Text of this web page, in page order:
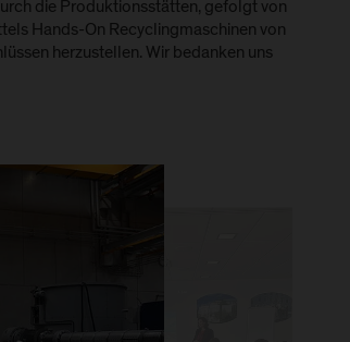
die Produktionsstätten, gefolgt von
Hands-On Recyclingmaschinen von
herzustellen. Wir bedanken uns